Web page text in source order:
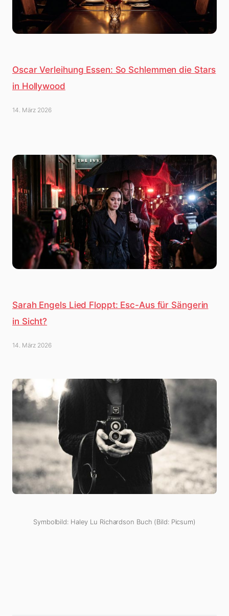
Oscar Verleihung Essen: So Schlemmen die Stars
in Hollywood
14. März 2026
Sarah Engels Lied Floppt: Esc-Aus für Sängerin
in Sicht?
14. März 2026
Symbolbild: Haley Lu Richardson Buch (Bild: Picsum)